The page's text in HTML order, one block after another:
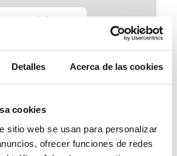
Detalles Acerca de las cookies
cookies
sitio web se usan para personalizar
ofrecer funciones de redes
+ info